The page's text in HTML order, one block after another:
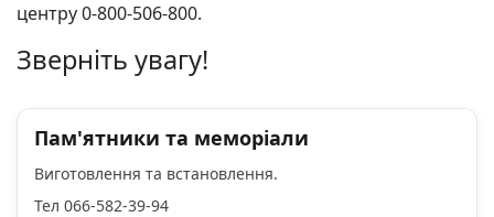
центру 0-800-506-800.
Зверніть увагу!
Пам'ятники та меморіали
Виготовлення та встановлення.
Тел 066-582-39-94